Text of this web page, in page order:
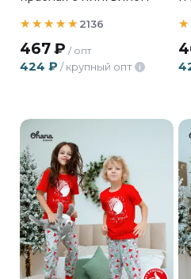
2136
467₽ / опт
424 ₽ / крупный опт i